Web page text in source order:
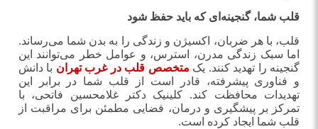
قلب شما، گنجینه‌ای که باید حفظ شود
قلب، با هر ضربان، اکسیژن و زندگی را به بدن شما می‌رساند.
اما سبک زندگی مدرن، استرس، و عوامل خطر می‌توانند این
گنجینه را تهدید کنند. یک متخصص قلب در غرب تهران با دانش
و فناوری پیشرفته، قادر است از قلب شما در برابر این
تهدیدات محافظت کند. کلینیک دکتر غلامحسین فاتحی، با
تمرکز بر پیشگیری و درمان، فضایی مطمئن برای مراقبت از
قلب شما ایجاد کرده است.